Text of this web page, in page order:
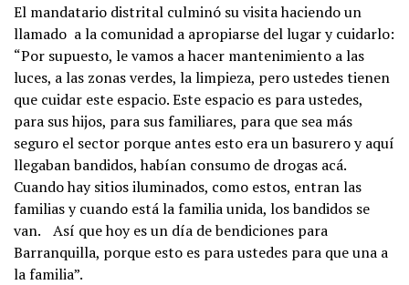
El mandatario distrital culminó su visita haciendo un
llamado a la comunidad a apropiarse del lugar y cuidarlo:
“Por supuesto, le vamos a hacer mantenimiento a las
luces, a las zonas verdes, la limpieza, pero ustedes tienen
que cuidar este espacio. Este espacio es para ustedes,
para sus hijos, para sus familiares, para que sea más
seguro el sector porque antes esto era un basurero y aquí
llegaban bandidos, habían consumo de drogas acá.
Cuando hay sitios iluminados, como estos, entran las
familias y cuando está la familia unida, los bandidos se
van. Así que hoy es un día de bendiciones para
Barranquilla, porque esto es para ustedes para que una a
la familia”.